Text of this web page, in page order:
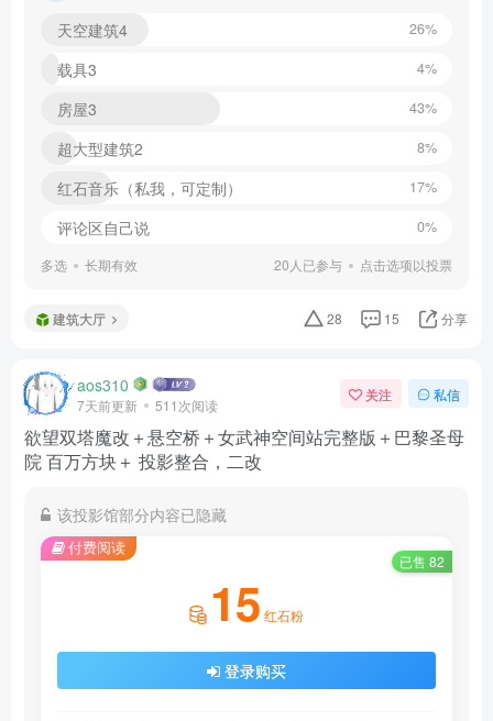
26%
天空建筑4
4%
载具3
43%
房屋3
8%
超大型建筑2
17%
红石音乐（私我，可定制）
0%
评论区自己说
多选 长期有效 20人已参与 点击选项以投票
建筑大厅 28 15 分享
aos310
7天前更新 511次阅读
关注 私信
欲望双塔魔改＋悬空桥＋女武神空间站完整版＋巴黎圣母
院 百万方块＋ 投影整合，二改
该投影馆部分内容已隐藏
付费阅读
已售 82
15 红石粉
登录购买